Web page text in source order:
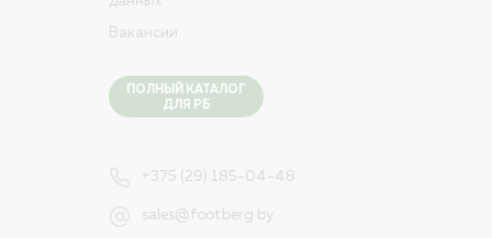
Вакансии
ПОЛНЫЙ КАТАЛОГ
ДЛЯ РБ
+375 (29) 185-04-48
sales@footberg.by